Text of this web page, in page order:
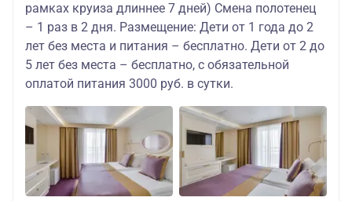
рамках круиза длиннее 7 дней) Смена полотенец
– 1 раз в 2 дня. Размещение: Дети от 1 года до 2
лет без места и питания – бесплатно. Дети от 2 до
5 лет без места – бесплатно, с обязательной
оплатой питания 3000 руб. в сутки.